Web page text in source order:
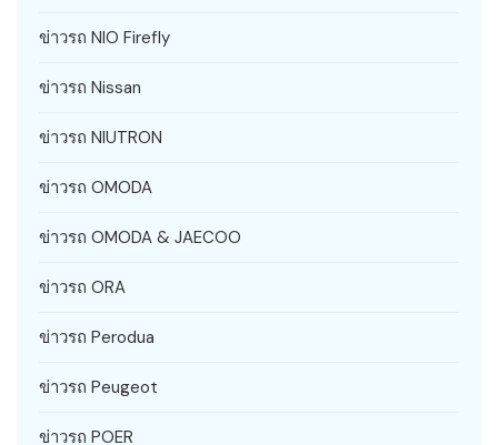
ข่าวรถ NIO Firefly
ข่าวรถ Nissan
ข่าวรถ NIUTRON
ข่าวรถ OMODA
ข่าวรถ OMODA & JAECOO
ข่าวรถ ORA
ข่าวรถ Perodua
ข่าวรถ Peugeot
ข่าวรถ POER